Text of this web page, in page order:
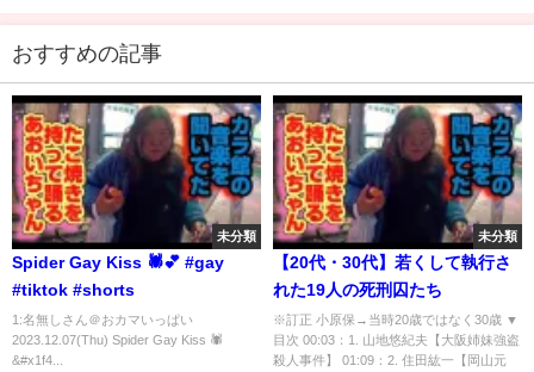
おすすめの記事
未分類
Spider Gay Kiss 🕷️💕 #gay
#tiktok #shorts
1:名無しさん＠おカマいっぱい
2023.12.07(Thu) Spider Gay Kiss 🕷️
&#x1f4...
未分類
【20代・30代】若くして執行さ
れた19人の死刑囚たち
※訂正 小原保→当時20歳ではなく30歳 ▼
目次 00:03：1. 山地悠紀夫【大阪姉妹強盗
殺人事件】 01:09：2. 住田紘一【岡山元